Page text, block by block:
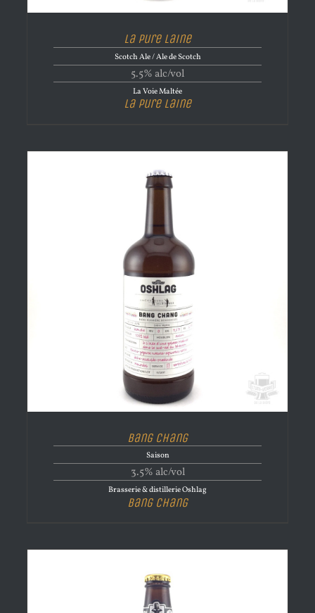
La Pure Laine
Scotch Ale / Ale de Scotch
5.5% alc/vol
La Voie Maltée
La Pure Laine
Bang Chang
Saison
3.5% alc/vol
Brasserie & distillerie Oshlag
Bang Chang